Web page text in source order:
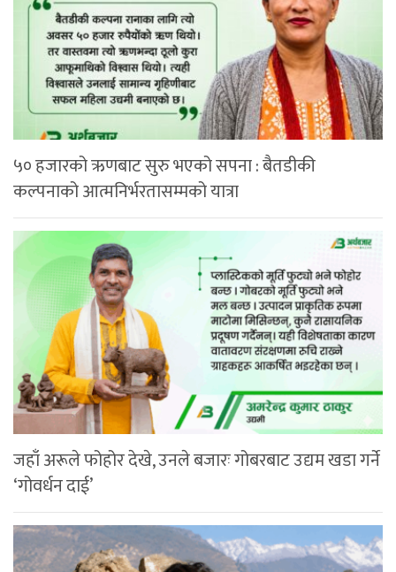
५० हजारको ऋणबाट सुरु भएको सपना : बैतडीकी
कल्पनाको आत्मनिर्भरतासम्मको यात्रा
जहाँ अरूले फोहोर देखे, उनले बजारः गोबरबाट उद्यम खडा गर्ने
‘गोवर्धन दाई’